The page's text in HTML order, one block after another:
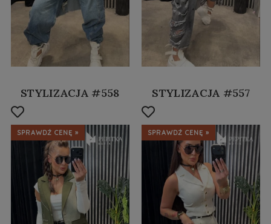
STYLIZACJA #558
SPRAWDŹ CENĘ »
STYLIZACJA #557
SPRAWDŹ CENĘ »